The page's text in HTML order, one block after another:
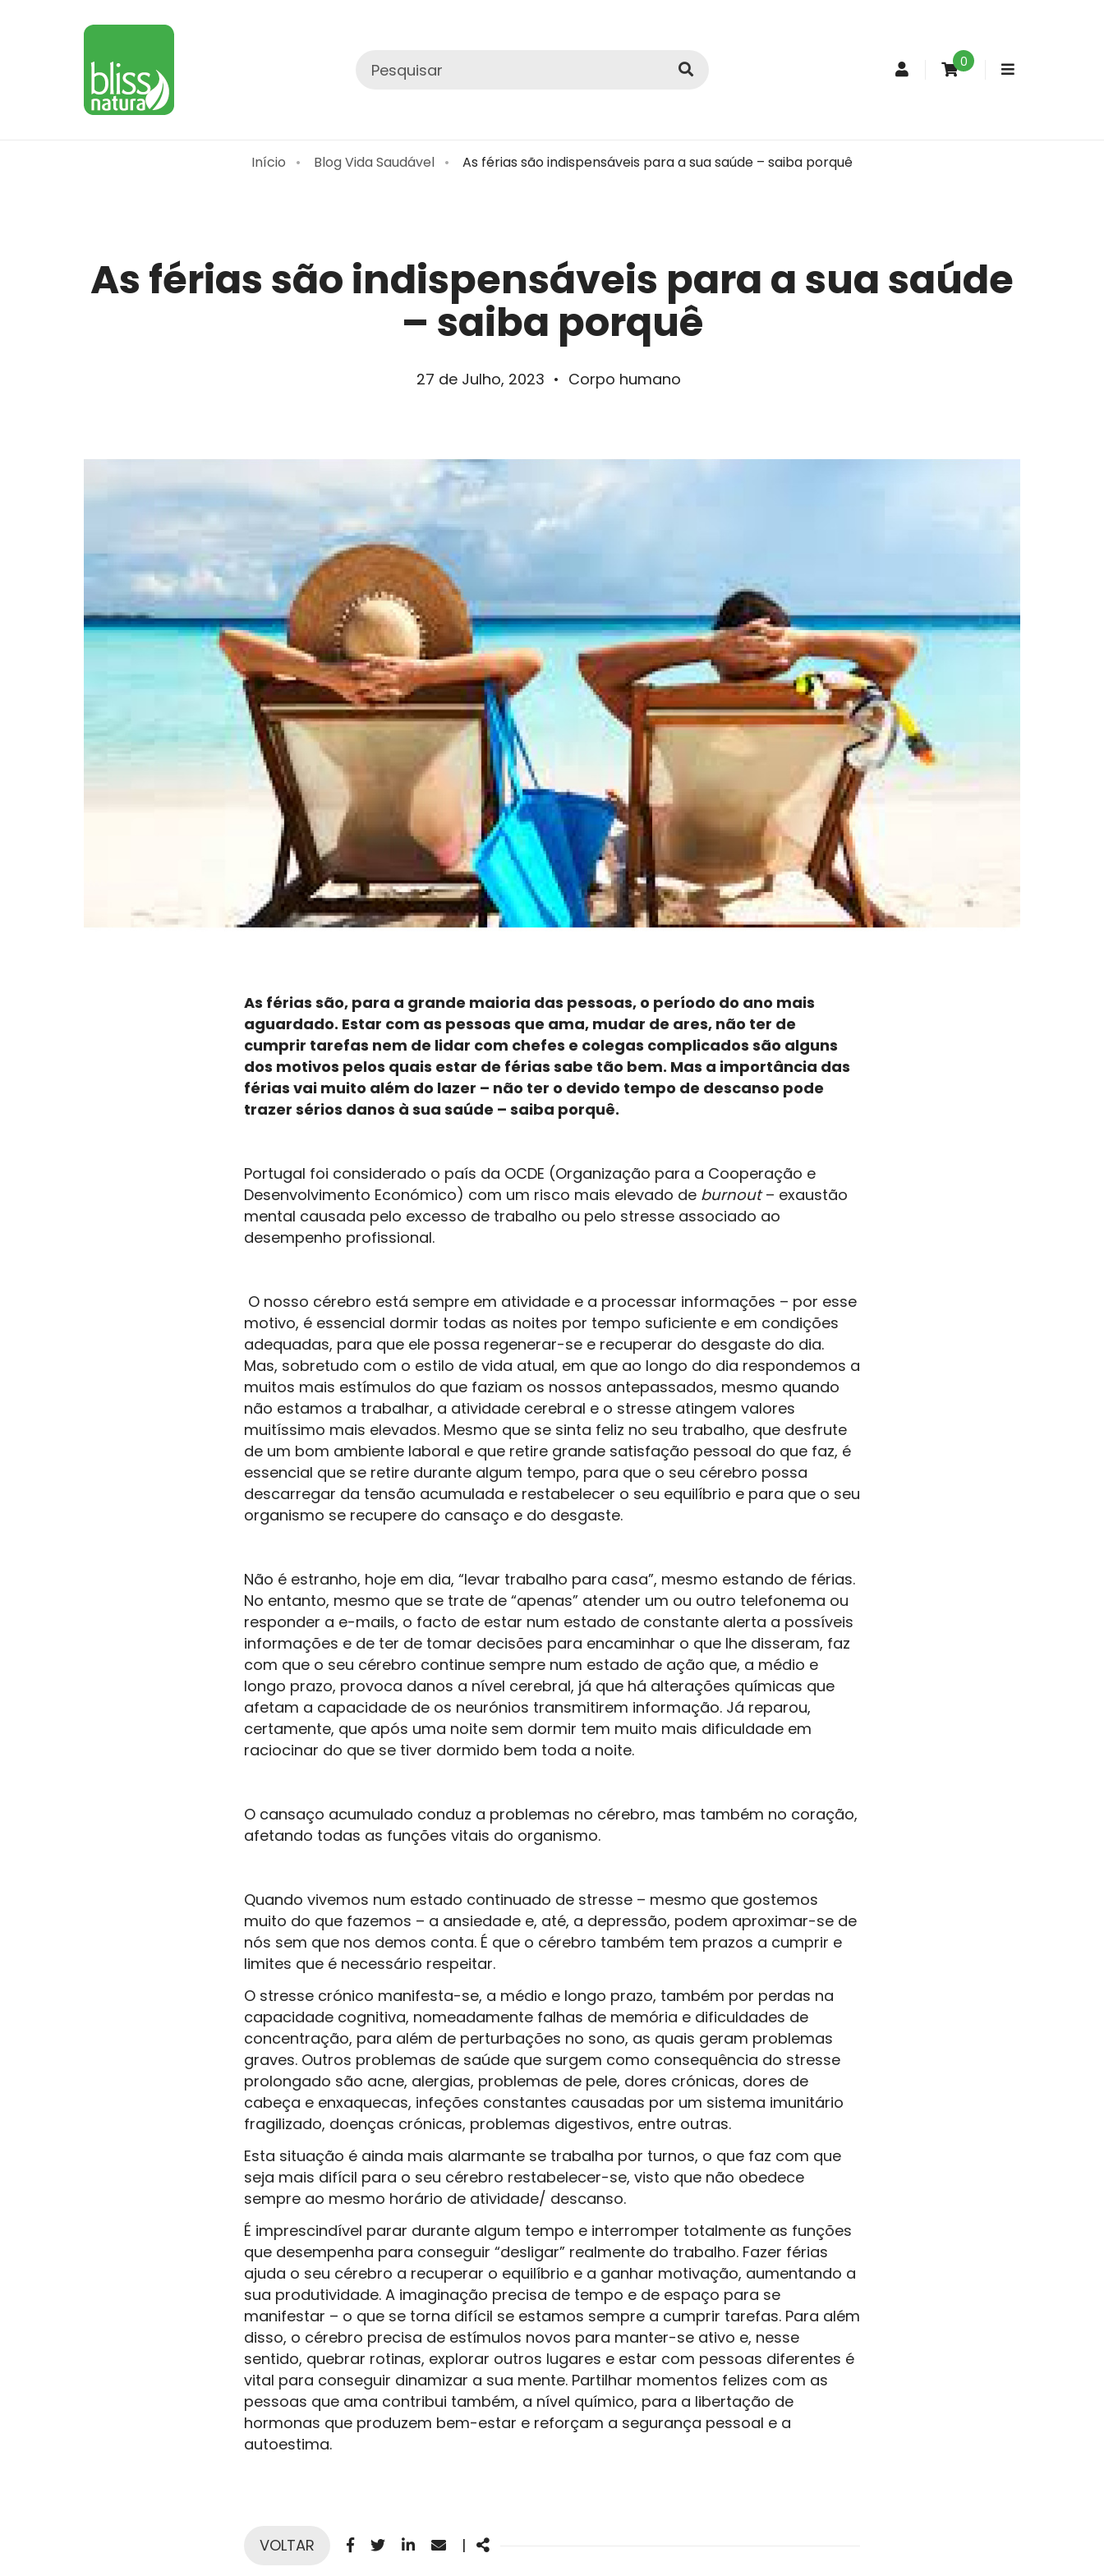
Conta 0
Início Blog Vida Saudável As férias são indispensáveis para a sua saúde – saiba porquê
As férias são indispensáveis para a sua saúde
– saiba porquê
27 de Julho, 2023 • Corpo humano
As férias são, para a grande maioria das pessoas, o período do ano mais
aguardado. Estar com as pessoas que ama, mudar de ares, não ter de
cumprir tarefas nem de lidar com chefes e colegas complicados são alguns
dos motivos pelos quais estar de férias sabe tão bem. Mas a importância das
férias vai muito além do lazer – não ter o devido tempo de descanso pode
trazer sérios danos à sua saúde – saiba porquê.
Portugal foi considerado o país da OCDE (Organização para a Cooperação e
Desenvolvimento Económico) com um risco mais elevado de burnout– exaustão
mental causada pelo excesso de trabalho ou pelo stresse associado ao
desempenho profissional.
O nosso cérebro está sempre em atividade e a processar informações – por esse
motivo, é essencial dormir todas as noites por tempo suficiente e em condições
adequadas, para que ele possa regenerar-se e recuperar do desgaste do dia.
Mas, sobretudo com o estilo de vida atual, em que ao longo do dia respondemos a
muitos mais estímulos do que faziam os nossos antepassados, mesmo quando
não estamos a trabalhar, a atividade cerebral e o stresse atingem valores
muitíssimo mais elevados. Mesmo que se sinta feliz no seu trabalho, que desfrute
de um bom ambiente laboral e que retire grande satisfação pessoal do que faz, é
essencial que se retire durante algum tempo, para que o seu cérebro possa
descarregar da tensão acumulada e restabelecer o seu equilíbrio e para que o seu
organismo se recupere do cansaço e do desgaste.
Não é estranho, hoje em dia, “levar trabalho para casa”, mesmo estando de férias.
No entanto, mesmo que se trate de “apenas” atender um ou outro telefonema ou
responder a e-mails, o facto de estar num estado de constante alerta a possíveis
informações e de ter de tomar decisões para encaminhar o que lhe disseram, faz
com que o seu cérebro continue sempre num estado de ação que, a médio e
longo prazo, provoca danos a nível cerebral, já que há alterações químicas que
afetam a capacidade de os neurónios transmitirem informação. Já reparou,
certamente, que após uma noite sem dormir tem muito mais dificuldade em
raciocinar do que se tiver dormido bem toda a noite.
O cansaço acumulado conduz a problemas no cérebro, mas também no coração,
afetando todas as funções vitais do organismo.
Quando vivemos num estado continuado de stresse – mesmo que gostemos
muito do que fazemos – a ansiedade e, até, a depressão, podem aproximar-se de
nós sem que nos demos conta. É que o cérebro também tem prazos a cumprir e
limites que é necessário respeitar.
O stresse crónico manifesta-se, a médio e longo prazo, também por perdas na
capacidade cognitiva, nomeadamente falhas de memória e dificuldades de
concentração, para além de perturbações no sono, as quais geram problemas
graves. Outros problemas de saúde que surgem como consequência do stresse
prolongado são acne, alergias, problemas de pele, dores crónicas, dores de
cabeça e enxaquecas, infeções constantes causadas por um sistema imunitário
fragilizado, doenças crónicas, problemas digestivos, entre outras.
Esta situação é ainda mais alarmante se trabalha por turnos, o que faz com que
seja mais difícil para o seu cérebro restabelecer-se, visto que não obedece
sempre ao mesmo horário de atividade/ descanso.
É imprescindível parar durante algum tempo e interromper totalmente as funções
que desempenha para conseguir “desligar” realmente do trabalho. Fazer férias
ajuda o seu cérebro a recuperar o equilíbrio e a ganhar motivação, aumentando a
sua produtividade. A imaginação precisa de tempo e de espaço para se
manifestar – o que se torna difícil se estamos sempre a cumprir tarefas. Para além
disso, o cérebro precisa de estímulos novos para manter-se ativo e, nesse
sentido, quebrar rotinas, explorar outros lugares e estar com pessoas diferentes é
vital para conseguir dinamizar a sua mente. Partilhar momentos felizes com as
pessoas que ama contribui também, a nível químico, para a libertação de
hormonas que produzem bem-estar e reforçam a segurança pessoal e a
autoestima.
VOLTAR Facebook
TwitterLinkedinEmail
| Share